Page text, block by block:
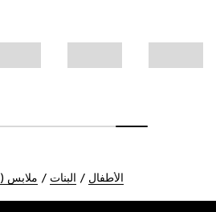
الأطفال البنات ملابس (4-12 سنة)